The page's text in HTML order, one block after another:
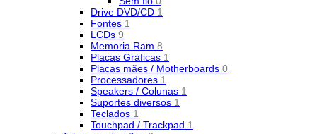
Drive DVD/CD 1
Fontes 1
LCDs 9
Memoria Ram 8
Placas Gráficas 1
Placas mães / Motherboards 0
Processadores 1
Speakers / Colunas 1
Suportes diversos 1
Teclados 1
Touchpad / Trackpad 1